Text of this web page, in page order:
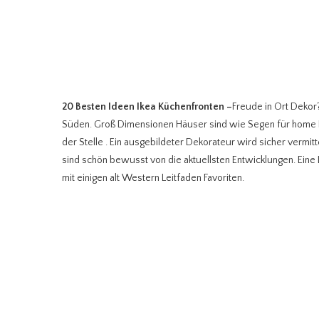
20 Besten Ideen Ikea Küchenfronten –Freude in Ort
Süden. Groß Dimensionen Häuser sind wie Segen für
der Stelle . Ein ausgebildeter Dekorateur wird sicher
sind schön bewusst von die aktuellsten Entwicklungen.
mit einigen alt Western Leitfaden Favoriten.